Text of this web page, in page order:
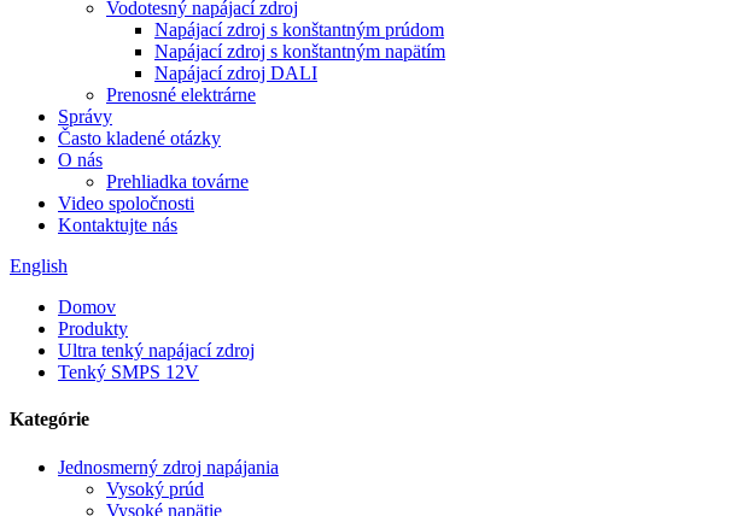
Vodotesný napájací zdroj
Napájací zdroj s konštantným prúdom
Napájací zdroj s konštantným napätím
Napájací zdroj DALI
Prenosné elektrárne
Správy
Často kladené otázky
O nás
Prehliadka továrne
Video spoločnosti
Kontaktujte nás
English
Domov
Produkty
Ultra tenký napájací zdroj
Tenký SMPS 12V
Kategórie
Jednosmerný zdroj napájania
Vysoký prúd
Vysoké napätie